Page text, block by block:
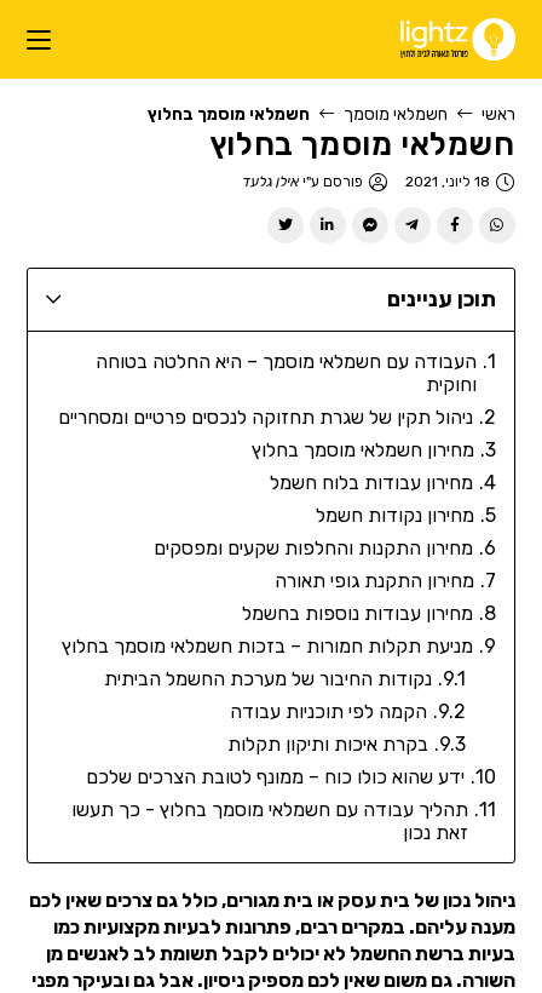
ראשי חשמלאי מוסמך חשמלאי מוסמך בחלוץ
חשמלאי מוסמך בחלוץ
18 ליוני, 2021 פורסם ע"יאילן גלעד
תוכן עניינים
העבודה עם חשמלאי מוסמך – היא החלטה בטוחה
וחוקית
ניהול תקין של שגרת תחזוקה לנכסים פרטיים ומסחריים
מחירון חשמלאי מוסמך בחלוץ
מחירון עבודות בלוח חשמל
מחירון נקודות חשמל
מחירון התקנות והחלפות שקעים ומפסקים
מחירון התקנת גופי תאורה
מחירון עבודות נוספות בחשמל
מניעת תקלות חמורות – בזכות חשמלאי מוסמך בחלוץ
נקודות החיבור של מערכת החשמל הביתית
הקמה לפי תוכניות עבודה
בקרת איכות ותיקון תקלות
ידע שהוא כולו כוח – ממונף לטובת הצרכים שלכם
תהליך עבודה עם חשמלאי מוסמך בחלוץ - כך תעשו
זאת נכון
ניהול נכון של בית עסק או בית מגורים, כולל גם צרכים שאין לכם
מענה עליהם. במקרים רבים, פתרונות לבעיות מקצועיות כמו
בעיות ברשת החשמל לא יכולים לקבל תשומת לב לאנשים מן
השורה. גם משום שאין לכם מספיק ניסיון. אבל גם ובעיקר מפני